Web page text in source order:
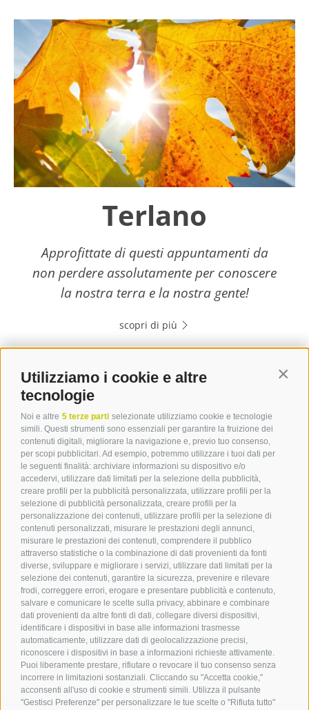
Utilizziamo i cookie e altre
tecnologie
Noi e altre 5 terze parti selezionate utilizziamo cookie e tecnologie
simili. Questi strumenti sono essenziali per garantire la fruizione dei
contenuti digitali, migliorare la navigazione e, previo tuo consenso,
per scopi pubblicitari. Ad esempio, potremmo utilizzare i tuoi dati per
le seguenti finalità: archiviare informazioni su dispositivo e/o
accedervi, utilizzare dati limitati per la selezione della pubblicità,
creare profili per la pubblicità personalizzata, utilizzare profili per la
selezione di pubblicità personalizzata, creare profili per la
personalizzazione dei contenuti, utilizzare profili per la selezione di
contenuti personalizzati, misurare le prestazioni degli annunci,
misurare le prestazioni dei contenuti, comprendere il pubblico
attraverso statistiche o la combinazione di dati provenienti da fonti
diverse, sviluppare e migliorare i servizi, utilizzare dati limitati per la
selezione dei contenuti, garantire la sicurezza, prevenire e rilevare
frodi, correggere errori, erogare e presentare pubblicità e contenuto,
salvare e comunicare le scelte sulla privacy, abbinare e combinare
dati provenienti da altre fonti di dati, collegare diversi dispositivi,
identificare i dispositivi in base alle informazioni trasmesse
automaticamente, utilizzare dati di geolocalizzazione precisi,
riconoscere i dispositivi in base a informazioni richieste attivamente.
Puoi liberamente prestare, rifiutare o revocare il tuo consenso senza
incorrere in limitazioni sostanziali. Cliccando su "Accetta cookie,"
acconsenti all'uso di cookie e strumenti simili. Utilizza il pulsante
"Gestisci Preferenze" per personalizzare le tue scelte o "Rifiuta tutto"
Terlano
Approfittate di questi appuntamenti da
non perdere assolutamente per conoscere
la nostra terra e la nostra gente!
scopri di più
Contatto
Associazione Turistica
Terlano
P.zza Dott. Weiser 2
39018 Terlano BZ
Tel. 0471 257 165
info@terlan.info